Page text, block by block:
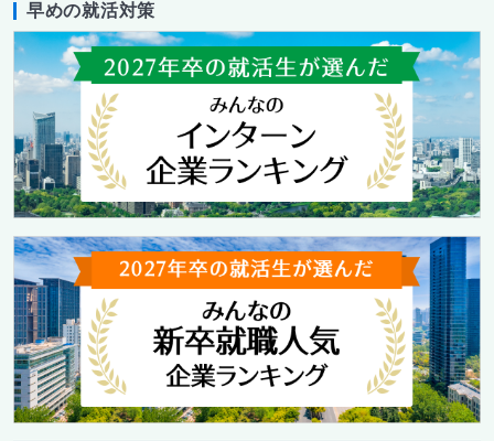
早めの就活対策